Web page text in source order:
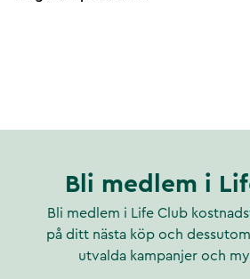
Bli medlem i
Bli medlem i Life Club
på ditt nästa köp och
utvalda kampanjer och